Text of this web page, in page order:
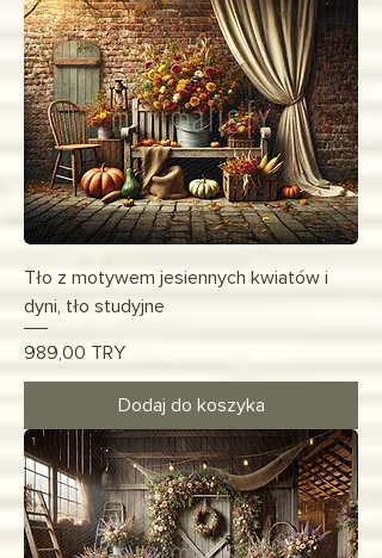
Tło z motywem jesiennych kwiatów i
dyni, tło studyjne
Cena
989,00 TRY
Dodaj do koszyka